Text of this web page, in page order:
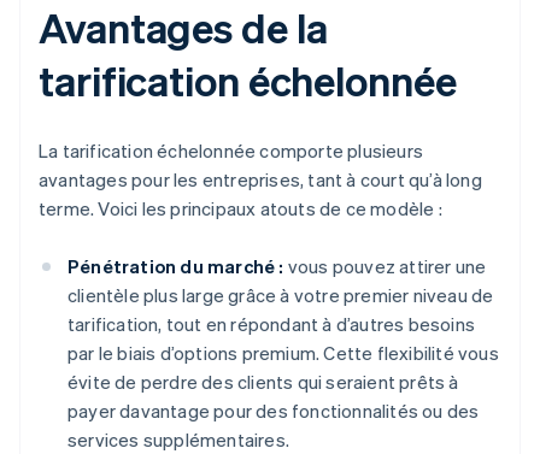
Avantages de la
tarification échelonnée
La tarification échelonnée comporte plusieurs
avantages pour les entreprises, tant à court qu’à long
terme. Voici les principaux atouts de ce modèle :
Pénétration du marché : vous pouvez attirer une
clientèle plus large grâce à votre premier niveau de
tarification, tout en répondant à d’autres besoins
par le biais d’options premium. Cette flexibilité vous
évite de perdre des clients qui seraient prêts à
payer davantage pour des fonctionnalités ou des
services supplémentaires.